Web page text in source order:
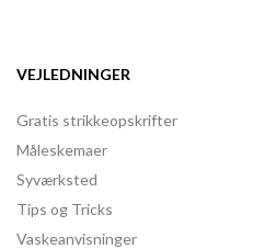
VEJLEDNINGER
Gratis strikkeopskrifter
Måleskemaer
Syværksted
Tips og Tricks
Vaskeanvisninger